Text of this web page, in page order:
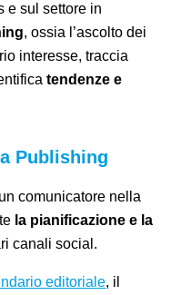
e sul settore in
, ossia l’ascolto dei
interesse, traccia
tendenze e
Publishing
comunicatore nella
la pianificazione e la
canali social.
editoriale, il